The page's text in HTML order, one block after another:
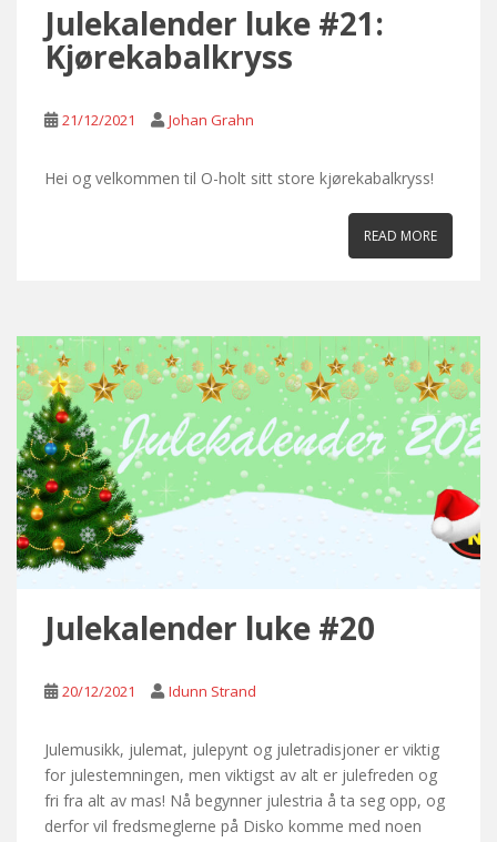
Julekalender luke #21:
Kjørekabalkryss
21/12/2021 Johan Grahn
Hei og velkommen til O-holt sitt store kjørekabalkryss!
READ MORE
Julekalender luke #20
20/12/2021 Idunn Strand
Julemusikk, julemat, julepynt og juletradisjoner er viktig
for julestemningen, men viktigst av alt er julefreden og
fri fra alt av mas! Nå begynner julestria å ta seg opp, og
derfor vil fredsmeglerne på Disko komme med noen